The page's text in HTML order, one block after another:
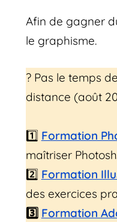
Afin de gagner
le graphisme.
?️ Pas le temps
distance (août
1️⃣ Formation
maîtriser
2️⃣ Formation
des exercices
3️⃣ Formation